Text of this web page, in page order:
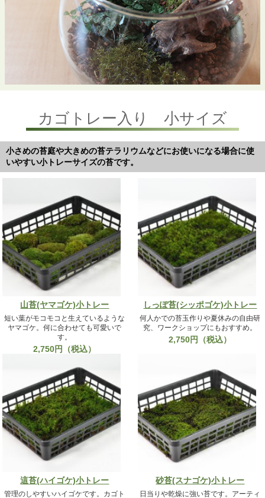
カゴトレー入り 小サイズ
小さめの苔庭や大きめの苔テラリウムなどにお使いになる場合に使
いやすい小トレーサイズの苔です。
山苔(ヤマゴケ)小トレー
短い葉がモコモコと生えているような
ヤマゴケ。何に合わせても可愛いで
す。
2,750円（税込）
しっぽ苔(シッポゴケ)小トレー
何人かでの苔玉作りや夏休みの自由研
究、ワークショップにもおすすめ。
2,750円（税込）
這苔(ハイゴケ)小トレー
管理のしやすいハイゴケです。カゴト
砂苔(スナゴケ)小トレー
日当りや乾燥に強い苔です。アーティ